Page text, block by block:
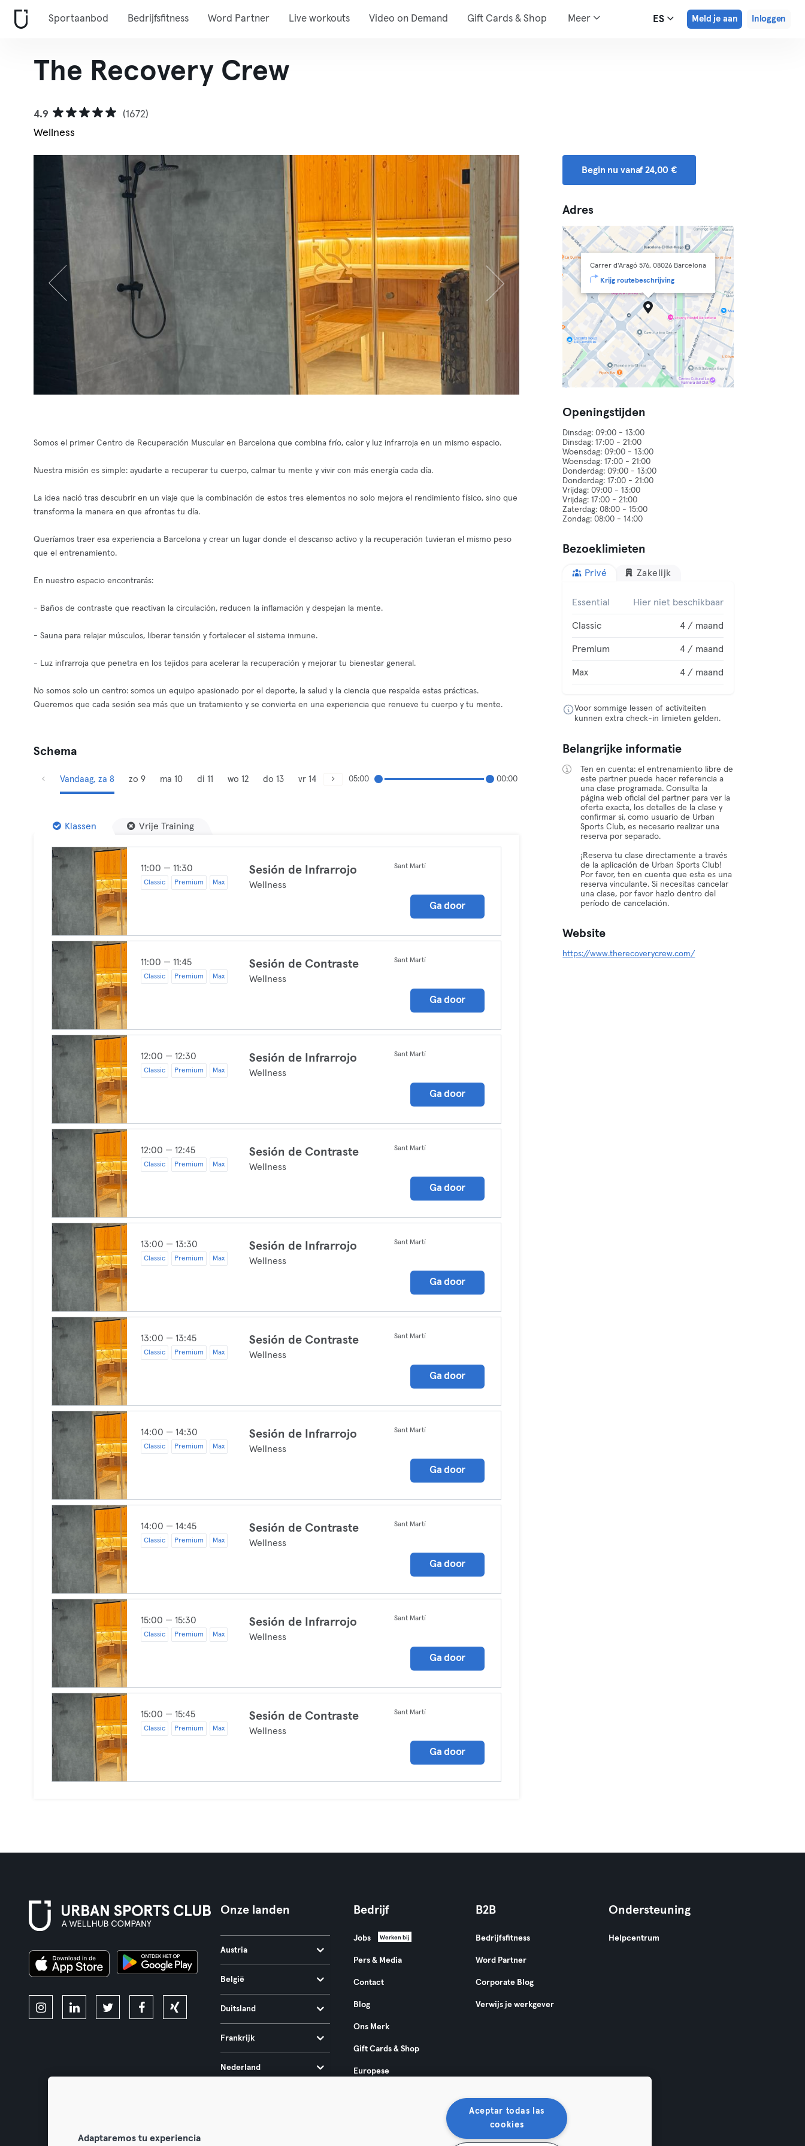
Sportaanbod Bedrijfsfitness Word Partner Live workouts Video on Demand Gift Cards & Shop Meer ES Meld je aan Inloggen
The Recovery Crew
4.9
(1672)
Wellness
Somos el primer Centro de Recuperación Muscular en Barcelona que combina frío, calor y luz infrarroja en un mismo espacio.
Nuestra misión es simple: ayudarte a recuperar tu cuerpo, calmar tu mente y vivir con más energía cada día.
La idea nació tras descubrir en un viaje que la combinación de estos tres elementos no solo mejora el rendimiento físico, sino que
transforma la manera en que afrontas tu día.
Queríamos traer esa experiencia a Barcelona y crear un lugar donde el descanso activo y la recuperación tuvieran el mismo peso
que el entrenamiento.
En nuestro espacio encontrarás:
- Baños de contraste que reactivan la circulación, reducen la inflamación y despejan la mente.
- Sauna para relajar músculos, liberar tensión y fortalecer el sistema inmune.
- Luz infrarroja que penetra en los tejidos para acelerar la recuperación y mejorar tu bienestar general.
No somos solo un centro: somos un equipo apasionado por el deporte, la salud y la ciencia que respalda estas prácticas.
Queremos que cada sesión sea más que un tratamiento y se convierta en una experiencia que renueve tu cuerpo y tu mente.
Schema
Vandaag, za 8 zo 9 ma 10 di 11 wo 12 do 13 vr 14 05:00 00:00
Klassen Vrije Training
11:00 — 11:30
Classic Premium Max
Sesión de Infrarrojo
Wellness
Sant Martí
Ga door
11:00 — 11:45
Classic Premium Max
Sesión de Contraste
Wellness
Sant Martí
Ga door
12:00 — 12:30
Classic Premium Max
Sesión de Infrarrojo
Wellness
Sant Martí
Ga door
12:00 — 12:45
Classic Premium Max
Sesión de Contraste
Wellness
Sant Martí
Ga door
13:00 — 13:30
Classic Premium Max
Sesión de Infrarrojo
Wellness
Sant Martí
Ga door
13:00 — 13:45
Classic Premium Max
Sesión de Contraste
Wellness
Sant Martí
Ga door
14:00 — 14:30
Classic Premium Max
Sesión de Infrarrojo
Wellness
Sant Martí
Ga door
14:00 — 14:45
Classic Premium Max
Sesión de Contraste
Wellness
Sant Martí
Ga door
15:00 — 15:30
Classic Premium Max
Sesión de Infrarrojo
Wellness
Sant Martí
Ga door
15:00 — 15:45
Classic Premium Max
Sesión de Contraste
Wellness
Sant Martí
Ga door
Begin nu vanaf 24,00 €
Adres
Carrer d'Aragó 576, 08026 Barcelona
Krijg routebeschrijving
Openingstijden
Dinsdag: 09:00 - 13:00
Dinsdag: 17:00 - 21:00
Woensdag: 09:00 - 13:00
Woensdag: 17:00 - 21:00
Donderdag: 09:00 - 13:00
Donderdag: 17:00 - 21:00
Vrijdag: 09:00 - 13:00
Vrijdag: 17:00 - 21:00
Zaterdag: 08:00 - 15:00
Bezoeklimieten
Privé Zakelijk
Essential Hier niet beschikbaar
Classic 4 / maand
Premium 4 / maand
Max 4 / maand
Voor sommige lessen of activiteiten
kunnen extra check-in limieten gelden.
Belangrijke informatie
Ten en cuenta: el entrenamiento libre de
este partner puede hacer referencia a
una clase programada. Consulta la
página web oficial del partner para ver la
oferta exacta, los detalles de la clase y
confirmar si, como usuario de Urban
Sports Club, es necesario realizar una
reserva por separado.
¡Reserva tu clase directamente a través
de la aplicación de Urban Sports Club!
Por favor, ten en cuenta que esta es una
reserva vinculante. Si necesitas cancelar
una clase, por favor hazlo dentro del
período de cancelación.
Website
https://www.therecoverycrew.com/
Onze landen
Austria
België
Duitsland
Frankrijk
Nederland
Bedrijf
Jobs Werken bij
Pers & Media
Contact
Blog
Ons Merk
Gift Cards & Shop
Europese
B2B
Bedrijfsfitness
Word Partner
Corporate Blog
Verwijs je werkgever
Ondersteuning
Helpcentrum
Adaptaremos tu experiencia
Aceptar todas las
cookies